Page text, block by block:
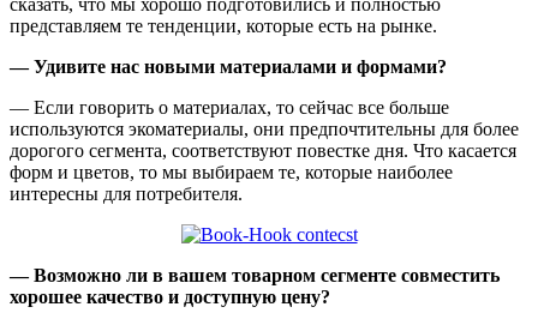
представляем те тенденции, которые есть на рынке.
— Удивите нас новыми материалами и формами?
— Если говорить о материалах, то сейчас все больше
используются экоматериалы, они предпочтительны для более
дорогого сегмента, соответствуют повестке дня. Что касается
форм и цветов, то мы выбираем те, которые наиболее
интересны для потребителя.
— Возможно ли в вашем товарном сегменте совместить
хорошее качество и доступную цену?